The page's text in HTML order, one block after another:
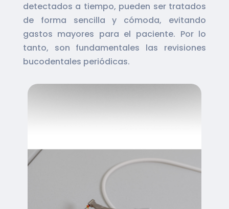
detectados a tiempo, pueden ser tratados
de forma sencilla y cómoda, evitando
gastos mayores para el paciente. Por lo
tanto, son fundamentales las revisiones
bucodentales periódicas.